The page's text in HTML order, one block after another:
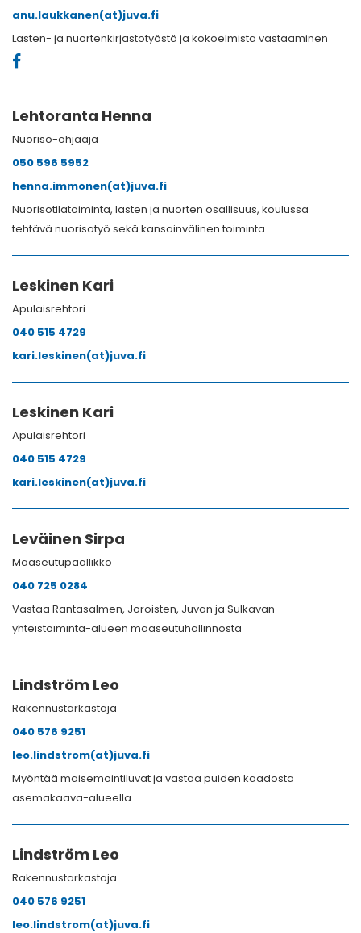
anu.laukkanen(at)juva.fi
Lasten- ja nuortenkirjastotyöstä ja kokoelmista vastaaminen
Lehtoranta Henna
Nuoriso-ohjaaja
050 596 5952
henna.immonen(at)juva.fi
Nuorisotilatoiminta, lasten ja nuorten osallisuus, koulussa
tehtävä nuorisotyö sekä kansainvälinen toiminta
Leskinen Kari
Apulaisrehtori
040 515 4729
kari.leskinen(at)juva.fi
Leskinen Kari
Apulaisrehtori
040 515 4729
kari.leskinen(at)juva.fi
Leväinen Sirpa
Maaseutupäällikkö
040 725 0284
Vastaa Rantasalmen, Joroisten, Juvan ja Sulkavan
yhteistoiminta-alueen maaseutuhallinnosta
Lindström Leo
Rakennustarkastaja
040 576 9251
leo.lindstrom(at)juva.fi
Myöntää maisemointiluvat ja vastaa puiden kaadosta
asemakaava-alueella.
Lindström Leo
Rakennustarkastaja
040 576 9251
leo.lindstrom(at)juva.fi